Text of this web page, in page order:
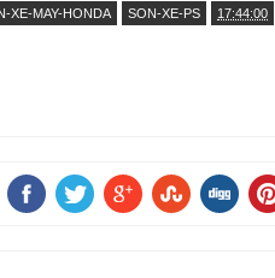
XE-MAY-HONDA SON-XE-PS 17:44:00